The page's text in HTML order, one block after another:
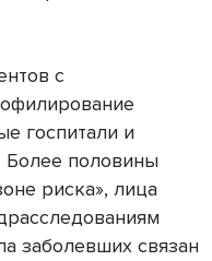
с
госпитали и
Более половины
риска», лица
заболевших связан